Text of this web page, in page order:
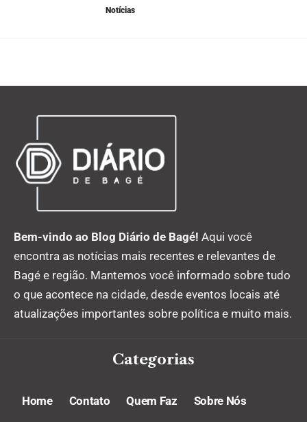
Notícias
Bem-vindo ao Blog Diário de Bagé! Aqui você
encontra as notícias mais recentes e relevantes de
Bagé e região. Mantemos você informado sobre tudo
o que acontece na cidade, desde eventos locais até
atualizações importantes sobre política e muito mais.
Categorias
Home Contato Quem Faz Sobre Nós